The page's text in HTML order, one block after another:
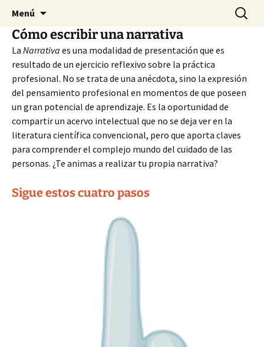
contenido
Forum
Reunión Internacional de Investigación de la
Fundación Index
Menú Buscar:
Cómo escribir una narrativa
La Narrativa es una modalidad de presentación que es
resultado de un ejercicio reflexivo sobre la práctica
profesional. No se trata de una anécdota, sino la expresión
del pensamiento profesional en momentos de que poseen
un gran potencial de aprendizaje. Es la oportunidad de
compartir un acervo intelectual que no se deja ver en la
literatura científica convencional, pero que aporta claves
para comprender el complejo mundo del cuidado de las
personas. ¿Te animas a realizar tu propia narrativa?
Sigue estos cuatro pasos